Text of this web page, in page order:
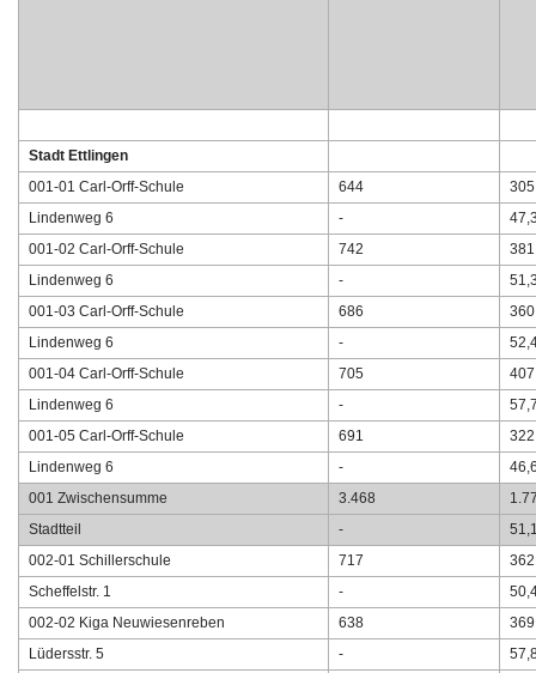
Stadt Ettlingen
001-01 Carl-Orff-Schule 644 305
Lindenweg 6 -
001-02 Carl-Orff-Schule 742 381
Lindenweg 6 -
001-03 Carl-Orff-Schule 686 360
Lindenweg 6 -
001-04 Carl-Orff-Schule 705 407
Lindenweg 6 -
001-05 Carl-Orff-Schule 691 322
Lindenweg 6 -
001 Zwischensumme 3.468
Stadtteil -
002-01 Schillerschule 717 362
Scheffelstr. 1 -
002-02 Kiga Neuwiesenreben 638 369
Lüdersstr. 5 -